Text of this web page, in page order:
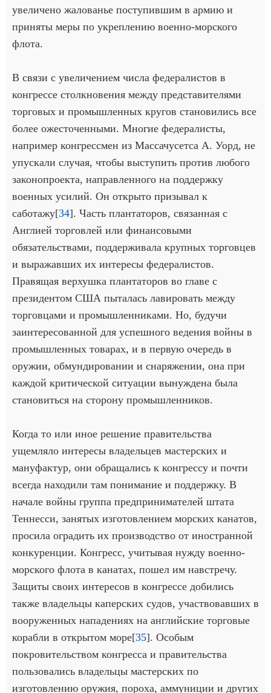
увеличено жалованье поступившим в армию и
приняты меры по укреплению военно-морского
флота.
В связи с увеличением числа федералистов в
конгрессе столкновения между представителями
торговых и промышленных кругов становились все
более ожесточенными. Многие федералисты,
например конгрессмен из Массачусетса А. Уорд, не
упускали случая, чтобы выступить против любого
законопроекта, направленного на поддержку
военных усилий. Он открыто призывал к
саботажу[34]. Часть плантаторов, связанная с
Англией торговлей или финансовыми
обязательствами, поддерживала крупных торговцев
и выражавших их интересы федералистов.
Правящая верхушка плантаторов во главе с
президентом США пыталась лавировать между
торговцами и промышленниками. Но, будучи
заинтересованной для успешного ведения войны в
промышленных товарах, и в первую очередь в
оружии, обмундировании и снаряжении, она при
каждой критической ситуации вынуждена была
становиться на сторону промышленников.
Когда то или иное решение правительства
ущемляло интересы владельцев мастерских и
мануфактур, они обращались к конгрессу и почти
всегда находили там понимание и поддержку. В
начале войны группа предпринимателей штата
Теннесси, занятых изготовлением морских канатов,
просила оградить их производство от иностранной
конкуренции. Конгресс, учитывая нужду военно-
морского флота в канатах, пошел им навстречу.
Защиты своих интересов в конгрессе добились
также владельцы каперских судов, участвовавших в
вооруженных нападениях на английские торговые
корабли в открытом море[35]. Особым
покровительством конгресса и правительства
пользовались владельцы мастерских по
изготовлению оружия, пороха, аммуниции и других